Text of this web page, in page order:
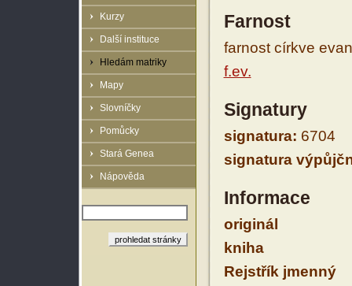
Kurzy
Další instituce
Hledám matriky
Mapy
Slovníčky
Pomůcky
Stará Genea
Nápověda
Farnost
farnost církve
f.ev.
Signatury
signatura: 6704
signatura
Informace
originál
kniha
Rejstřík jmenný